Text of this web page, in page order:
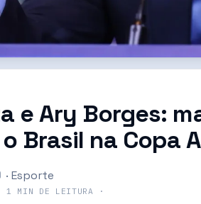
e Ary Borges:
Brasil na Copa
·Esporte
1 MIN DE LEITURA ·